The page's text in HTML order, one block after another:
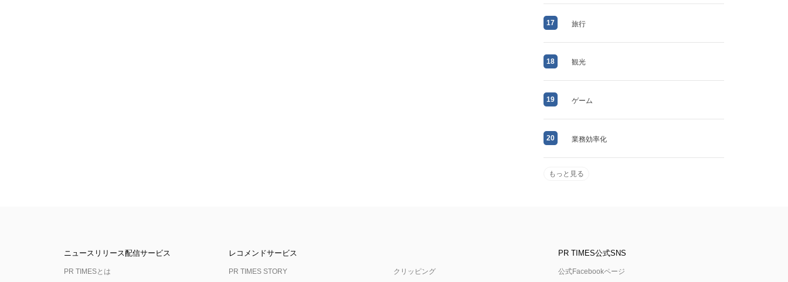
17 旅行
18 観光
19 ゲーム
20 業務効率化
もっと見る
ニュースリリース配信サービス
PR TIMESとは
レコメンドサービス
PR TIMES STORY クリッピング
PR TIMES公式SNS
公式Facebookページ